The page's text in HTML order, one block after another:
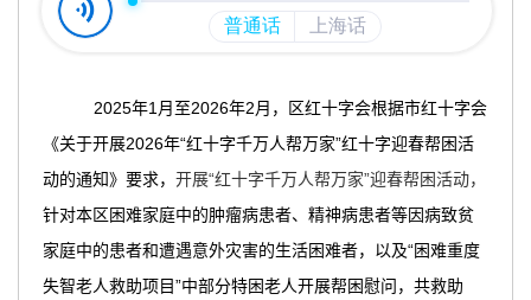
2025年1月至2026年2月，区红十字会根据市红十字会
《关于开展2026年“红十字千万人帮万家”红十字迎春帮困活
动的通知》要求， 开展“红十字千万人帮万家”迎春帮困活动，
针对本区困难家庭中的肿瘤病患者、精神病患者等因病致贫
家庭中的患者和遭遇意外灾害的生活困难者，以及“困难重度
失智老人救助项目”中部分特困老人开展帮困慰问，共救助